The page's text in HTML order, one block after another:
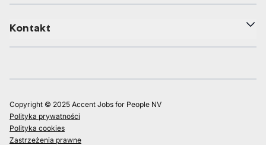
Kontakt
Copyright © 2025 Accent Jobs for People NV
Polityka prywatności
Polityka cookies
Zastrzeżenia prawne